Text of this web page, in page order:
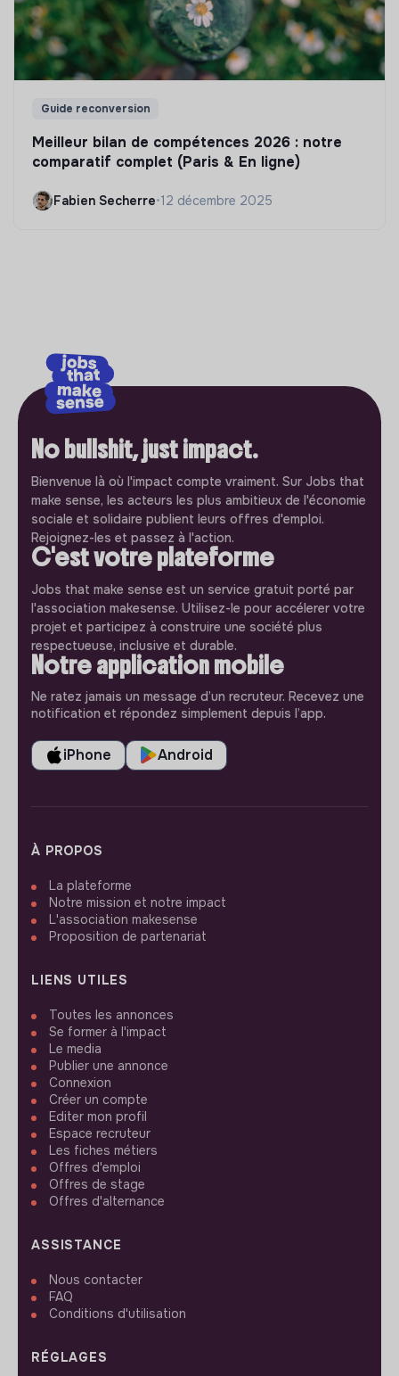
Guide reconversion
Meilleur bilan de compétences 2026 : notre
comparatif complet (Paris & En ligne)
Fabien Secherre•12 décembre 2025
No bullshit, just impact.
Bienvenue là où l'impact compte vraiment. Sur Jobs that
make sense, les acteurs les plus ambitieux de l'économie
sociale et solidaire publient leurs offres d'emploi.
Rejoignez-les et passez à l'action.
C'est votre plateforme
Jobs that make sense est un service gratuit porté par
l'association makesense. Utilisez-le pour accélerer votre
projet et participez à construire une société plus
respectueuse, inclusive et durable.
Notre application mobile
Ne ratez jamais un message d’un recruteur. Recevez une
notification et répondez simplement depuis l’app.
iPhone Android
À PROPOS
La plateforme
Notre mission et notre impact
L'association makesense
Proposition de partenariat
LIENS UTILES
Toutes les annonces
Se former à l'impact
Le media
Publier une annonce
Connexion
Créer un compte
Editer mon profil
Espace recruteur
Les fiches métiers
Offres d'emploi
Offres de stage
Offres d'alternance
ASSISTANCE
Nous contacter
FAQ
Conditions d'utilisation
RÉGLAGES